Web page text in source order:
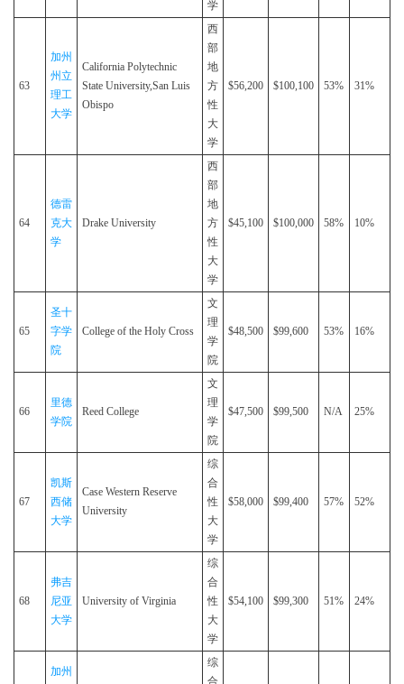
学
63
加州
州立
理工
大学
California Polytechnic
State University,San Luis
Obispo
西
部
地
方
性
大
学
$56,200 $100,100 53% 31%
64
德雷
克大
学
Drake University
西
部
地
方
性
大
学
$45,100 $100,000 58% 10%
65
圣十
字学
院
College of the Holy Cross
文
理
学
院
$48,500 $99,600 53% 16%
66
里德
学院
Reed College
文
理
学
院
$47,500 $99,500 N/A 25%
67
凯斯
西储
大学
Case Western Reserve
University
综
合
性
大
学
$58,000 $99,400 57% 52%
68
弗吉
尼亚
大学
University of Virginia
综
合
性
大
学
$54,100 $99,300 51% 24%
加州
综
合